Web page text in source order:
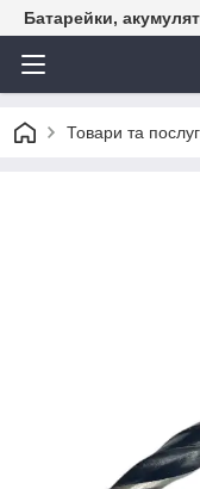
Батарейки,
Товари та